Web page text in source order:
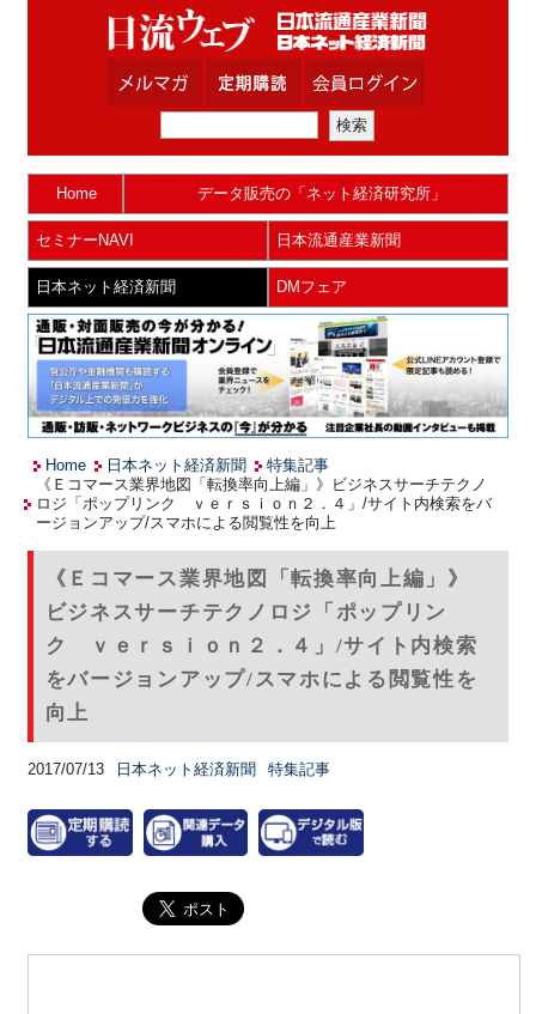
Home データ販売の「ネット経済研究所」
セミナーNAVI 日本流通産業新聞
日本ネット経済新聞 DMフェア
Home 日本ネット経済新聞
特集記事
《Ｅコマース業界地図「転換率向上編」》ビジネスサーチテクノ
ロジ「ポップリンク ｖｅｒｓｉｏｎ２．４」/サイト内検索をバ
ージョンアップ/スマホによる閲覧性を向上
《Ｅコマース業界地図「転換率向上編」》
ビジネスサーチテクノロジ「ポップリン
ク ｖｅｒｓｉｏｎ２．４」/サイト内検索
をバージョンアップ/スマホによる閲覧性を
向上
2017/07/13 日本ネット経済新聞 特集記事